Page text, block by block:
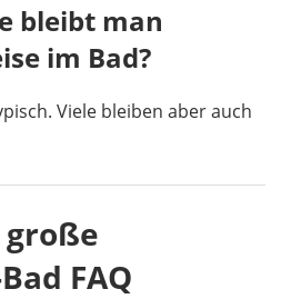
bleibt man
im Bad?
Viele bleiben aber auch
große
FAQ